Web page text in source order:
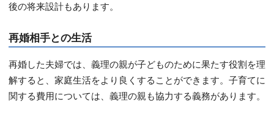
後の将来設計もあります。
再婚相手との生活
再婚した夫婦では、義理の親が子どものために果たす役割を理
解すると、家庭生活をより良くすることができます。子育てに
関する費用については、義理の親も協力する義務があります。